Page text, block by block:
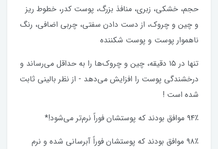
حجم، خشکی، زبری، منافذ بزرگ، پوست کدر، خطوط ریز
و چین و چروک، از دست دادن سفتی، چربی اضافی، رنگ
ناهموار پوست و پوست شکننده
تنها در ۱۵ دقیقه، چین و چروک‌ها را به حداقل می‌رساند و
درخشندگی پوست را افزایش می‌دهد - از نظر بالینی ثابت
شده است !
۹۴٪ موافق بودند که پوستشان فوراً نرم‌تر می‌شود!*
۹۸٪ موافق بودند که پوستشان فوراً آبرسانی شده و نرم